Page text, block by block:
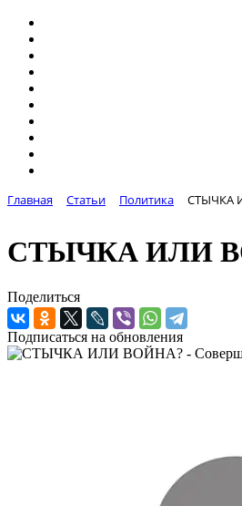
Главная Статьи Политика СТЫЧКА
СТЫЧКА ИЛИ
Поделиться
Подписаться на обновления